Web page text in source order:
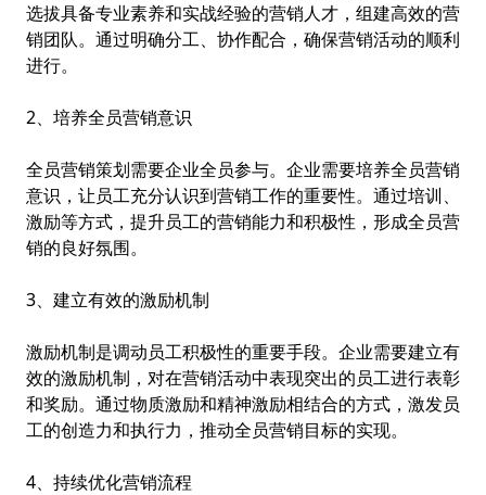
选拔具备专业素养和实战经验的营销人才，组建高效的营
销团队。通过明确分工、协作配合，确保营销活动的顺利
进行。
2、培养全员营销意识
全员营销策划需要企业全员参与。企业需要培养全员营销
意识，让员工充分认识到营销工作的重要性。通过培训、
激励等方式，提升员工的营销能力和积极性，形成全员营
销的良好氛围。
3、建立有效的激励机制
激励机制是调动员工积极性的重要手段。企业需要建立有
效的激励机制，对在营销活动中表现突出的员工进行表彰
和奖励。通过物质激励和精神激励相结合的方式，激发员
工的创造力和执行力，推动全员营销目标的实现。
4、持续优化营销流程